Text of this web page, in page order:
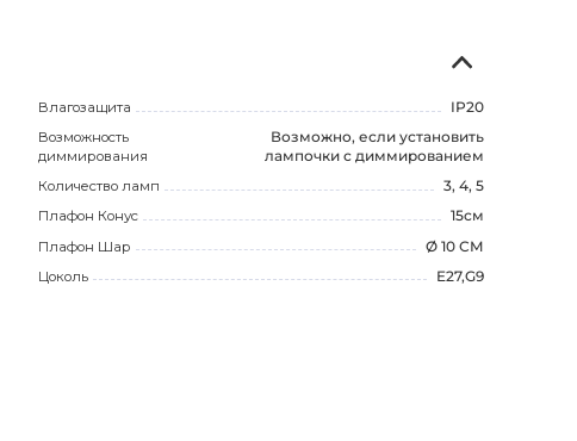
Влагозащита
IP20
Возможность
диммирования
Возможно, если установить
лампочки с диммированием
Количество ламп
3, 4, 5
Плафон Конус
15см
Плафон Шар
Ø 10 СМ
Цоколь
E27,G9